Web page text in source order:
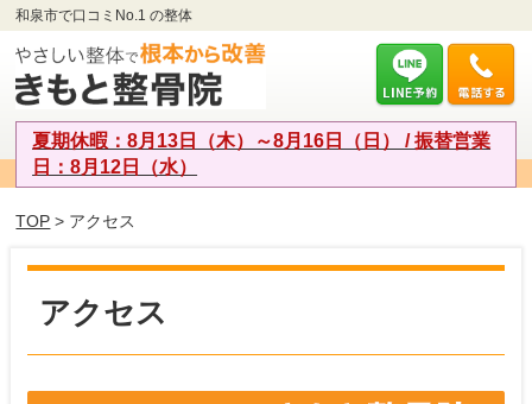
和泉市で口コミNo.1 の整体
夏期休暇：8月13日（木）～8月16日（日） / 振替営業
日：8月12日（水）
TOP > アクセス
アクセス